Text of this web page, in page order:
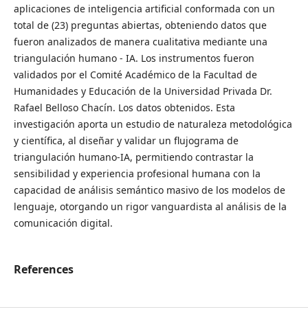
aplicaciones de inteligencia artificial conformada con un
total de (23) preguntas abiertas, obteniendo datos que
fueron analizados de manera cualitativa mediante una
triangulación humano - IA. Los instrumentos fueron
validados por el Comité Académico de la Facultad de
Humanidades y Educación de la Universidad Privada Dr.
Rafael Belloso Chacín. Los datos obtenidos. Esta
investigación aporta un estudio de naturaleza metodológica
y científica, al diseñar y validar un flujograma de
triangulación humano-IA, permitiendo contrastar la
sensibilidad y experiencia profesional humana con la
capacidad de análisis semántico masivo de los modelos de
lenguaje, otorgando un rigor vanguardista al análisis de la
comunicación digital.
References